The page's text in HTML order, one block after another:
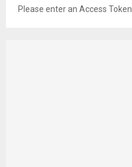
Please enter an Access Token